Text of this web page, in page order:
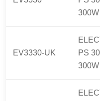
300W
EV3330-UK
PS
300W